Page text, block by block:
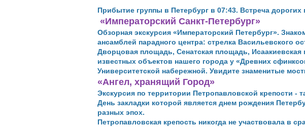
Прибытие группы в Петербург в 07:43. Встреча дорогих
«Императорский Санкт-Петербург»
Обзорная экскурсия «Императорский Петербург».
ансамблей парадного центра: стрелка Васильевского
Дворцовая площадь, Сенатская площадь,
известных объектов нашего города у «Древних
Университетской набережной. Увидите знаменитые
«Ангел, хранящий Город»
Экскурсия по территории Петропавловской крепости -
День закладки которой является днем рождения
разных эпох.
Петропавловская крепость никогда не участвовала в